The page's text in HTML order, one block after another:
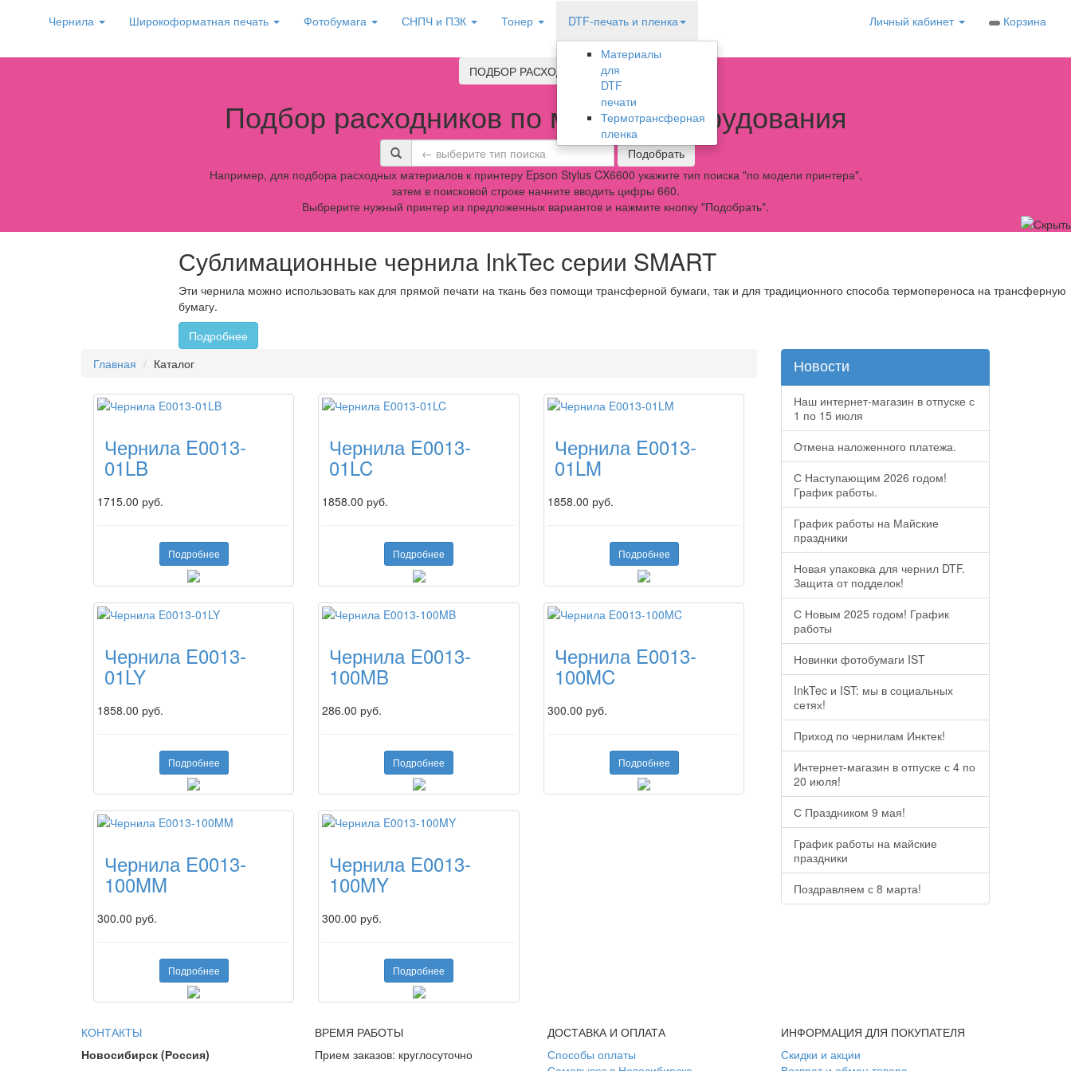
Чернила Широкоформатная печать Фотобумага СНПЧ и ПЗК Тонер DTF-печать и пленка
Материалы
для
DTF
печати
Термотрансферная
пленка
Личный кабинет Корзина
ПОДБОР РАСХОДНИКОВ
Подбор расходников по модели оборудования
Подобрать
Например, для подбора расходных материалов к принтеру Epson Stylus CX6600 укажите тип поиска "по модели принтера",
затем в поисковой строке начните вводить цифры 660.
Выбрерите нужный принтер из предложенных вариантов и нажмите кнопку "Подобрать".
Сублимационные чернила InkTec серии SMART
Эти чернила можно использовать как для прямой печати на ткань без помощи трансферной бумаги, так и для традиционного способа термопереноса на трансферную
бумагу.
Подробнее
Главная
Каталог
Чернила E0013-
01LB
1715.00 руб.
Подробнее
Чернила E0013-
01LC
1858.00 руб.
Подробнее
Чернила E0013-
01LM
1858.00 руб.
Подробнее
Чернила E0013-
01LY
1858.00 руб.
Подробнее
Чернила E0013-
100MB
286.00 руб.
Подробнее
Чернила E0013-
100MC
300.00 руб.
Подробнее
Чернила E0013-
100MM
300.00 руб.
Подробнее
Чернила E0013-
100MY
300.00 руб.
Подробнее
Новости
Наш интернет-магазин в отпуске с
1 по 15 июля
Отмена наложенного платежа.
С Наступающим 2026 годом!
График работы.
График работы на Майские
праздники
Новая упаковка для чернил DTF.
Защита от подделок!
С Новым 2025 годом! График
работы
Новинки фотобумаги IST
InkTec и IST: мы в социальных
сетях!
Приход по чернилам Инктек!
Интернет-магазин в отпуске с 4 по
20 июля!
С Праздником 9 мая!
График работы на майские
праздники
Поздравляем с 8 марта!
КОНТАКТЫ
Новосибирск (Россия)
ВРЕМЯ РАБОТЫ
Прием заказов: круглосуточно
ДОСТАВКА И ОПЛАТА
Способы оплаты
ИНФОРМАЦИЯ ДЛЯ ПОКУПАТЕЛЯ
Скидки и акции